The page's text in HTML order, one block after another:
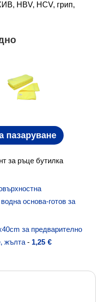
HBV, HCV, грип,
пазаруване
за ръце бутилка
основа-готов за
за предварително
жълта - 1,25 €